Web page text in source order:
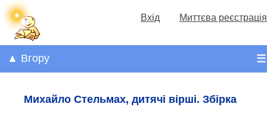
Вхід Миттєва реєстрація
☰
▲ Вгору
Михайло Стельмах, дитячі вірші. Збірка